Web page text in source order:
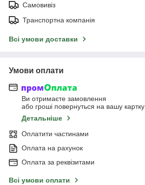
Самовивіз
Транспортна компанія
Всі умови доставки
Умови оплати
Ви отримаєте замовлення
або гроші повернуться на вашу картку
Детальніше
Оплатити частинами
Оплата на рахунок
Оплата за реквізитами
Всі умови оплати